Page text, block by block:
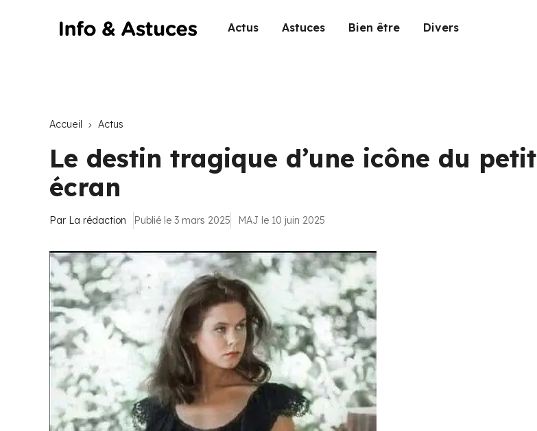
Actus Astuces Bien être Divers
Accueil Actus
Le destin tragique d’une icône du petit
écran
Par La rédaction Publié le 3 mars 2025 MAJ le 10 juin 2025